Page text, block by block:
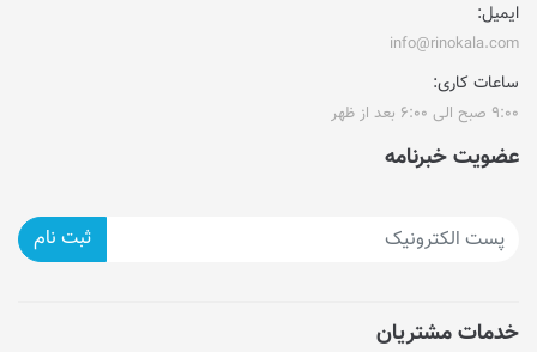
ایمیل:
info@rinokala.com
ساعات کاری:
۹:۰۰ صبح الی ۶:۰۰ بعد از ظهر
عضویت خبرنامه
ثبت نام
خدمات مشتریان